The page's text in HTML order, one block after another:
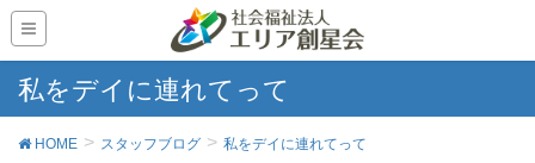
私をデイに連れてって
HOME スタッフブログ
私をデイに連れてって